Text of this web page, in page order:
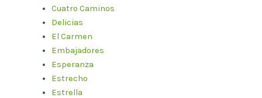
Cuatro Caminos
Delicias
El Carmen
Embajadores
Esperanza
Estrecho
Estrella